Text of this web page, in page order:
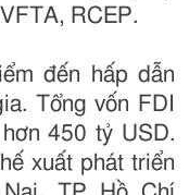
RCEP.
đến hấp dẫn
Tổng vốn FDI
450 tỷ USD.
xuất phát triển